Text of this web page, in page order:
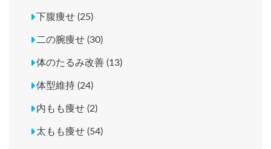
下腹痩せ (25)
二の腕痩せ (30)
体のたるみ改善 (13)
体型維持 (24)
内もも痩せ (2)
太もも痩せ (54)